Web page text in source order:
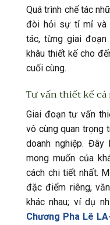
Quá trình chế tác
đòi hỏi sự tỉ mỉ và
tác, từng giai
khâu thiết kế cho
cuối cùng.
Tư vấn thiết kế
Giai đoạn tư vấn
vô cùng quan trọng
doanh nghiệp.
mong muốn của
cách chi tiết nhất.
đặc điểm riêng,
khác nhau; ví dụ
Chương Pha Lê